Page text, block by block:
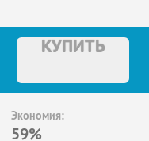
КУПИТЬ
Экономия:
59%